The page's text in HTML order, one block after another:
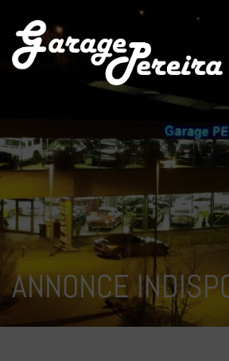
ANNONCE
Paramètres avancés des cookies